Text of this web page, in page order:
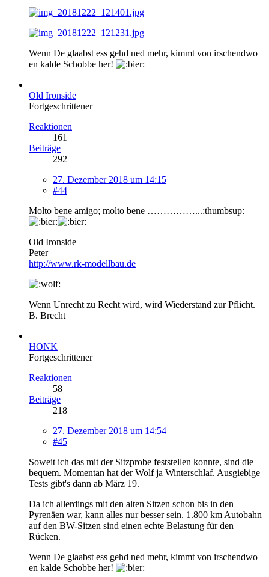
Wenn De glaabst ess gehd ned mehr, kimmt von irschendwo
en kalde Schobbe her!
Old Ironside
Fortgeschrittener
Reaktionen
161
Beiträge
292
27. Dezember 2018 um 14:15
#44
Molto bene amigo; molto bene ……………...:thumbsup:
Old Ironside
Peter
http://www.rk-modellbau.de
Wenn Unrecht zu Recht wird, wird Wiederstand zur Pflicht.
B. Brecht
HONK
Fortgeschrittener
Reaktionen
58
Beiträge
218
27. Dezember 2018 um 14:54
#45
Soweit ich das mit der Sitzprobe feststellen konnte, sind die
bequem. Momentan hat der Wolf ja Winterschlaf. Ausgiebige
Tests gibt's dann ab März 19.
Da ich allerdings mit den alten Sitzen schon bis in den
Pyrenäen war, kann alles nur besser sein. 1.800 km Autobahn
auf den BW-Sitzen sind einen echte Belastung für den
Rücken.
Wenn De glaabst ess gehd ned mehr, kimmt von irschendwo
en kalde Schobbe her!